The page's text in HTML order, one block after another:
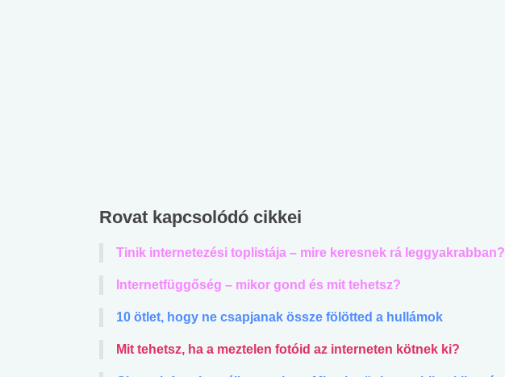
Rovat kapcsolódó cikkei
Tinik internetezési toplistája – mire keresnek rá leggyakrabban?
Internetfüggőség – mikor gond és mit tehetsz?
10 ötlet, hogy ne csapjanak össze fölötted a hullámok
Mit tehetsz, ha a meztelen fotóid az interneten kötnek ki?